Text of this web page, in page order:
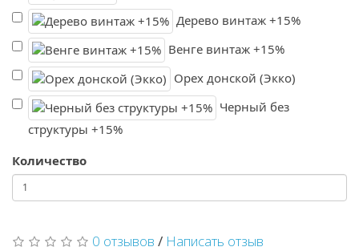
Дерево винтаж +15%
Венге винтаж +15%
Орех донской (Экко)
Черный без
структуры +15%
Количество
0 отзывов / Написать отзыв